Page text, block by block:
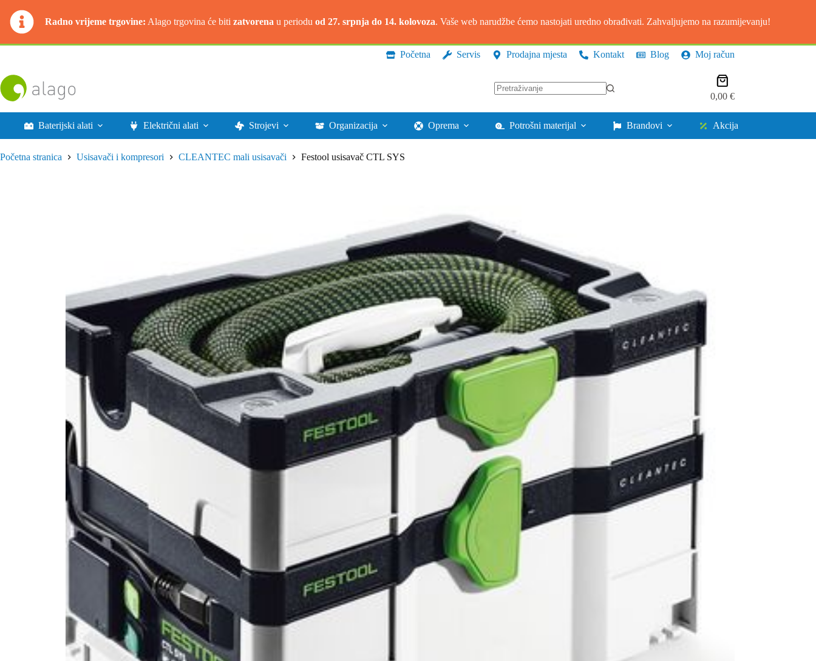
Radno vrijeme trgovine: Alago trgovina će biti zatvorena u periodu od 27. srpnja do 14. kolovoza. Vaše web narudžbe ćemo nastojati uredno obrađivati. Zahvaljujemo na razumijevanju!
Preskoči
Početna Servis Prodajna mjesta Kontakt Blog Moj račun
rezultata.
Košarica
0,00 €
Baterijski alati Električni alati Strojevi Organizacija Oprema Potrošni materijal Brandovi Akcija
Početna stranica Usisavači i kompresori CLEANTEC mali usisavači Festool usisavač CTL SYS